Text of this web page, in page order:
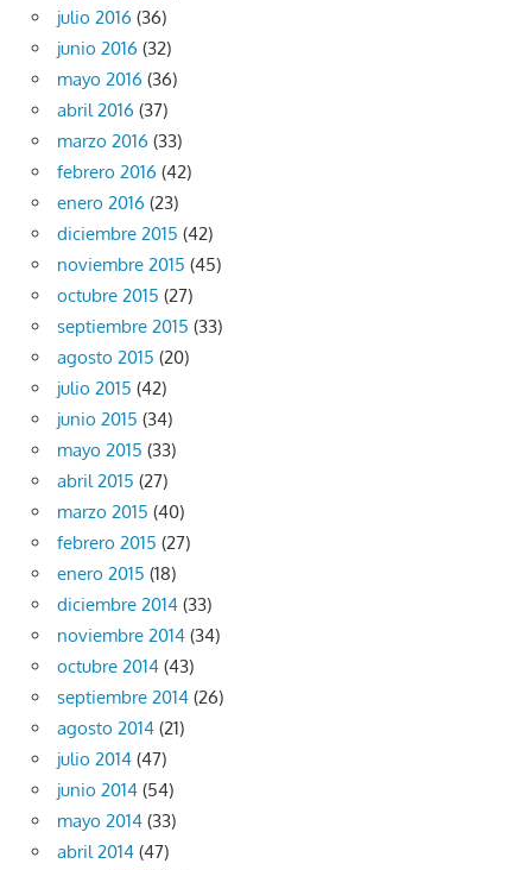
julio 2016 (36)
junio 2016 (32)
mayo 2016 (36)
abril 2016 (37)
marzo 2016 (33)
febrero 2016 (42)
enero 2016 (23)
diciembre 2015 (42)
noviembre 2015 (45)
octubre 2015 (27)
septiembre 2015 (33)
agosto 2015 (20)
julio 2015 (42)
junio 2015 (34)
mayo 2015 (33)
abril 2015 (27)
marzo 2015 (40)
febrero 2015 (27)
enero 2015 (18)
diciembre 2014 (33)
noviembre 2014 (34)
octubre 2014 (43)
septiembre 2014 (26)
agosto 2014 (21)
julio 2014 (47)
junio 2014 (54)
mayo 2014 (33)
abril 2014 (47)